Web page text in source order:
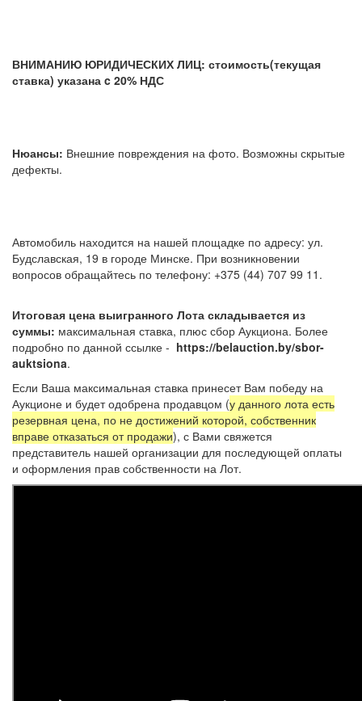
ВНИМАНИЮ ЮРИДИЧЕСКИХ ЛИЦ: стоимость(текущая
ставка) указана c 20% НДС
Нюансы: Внешние повреждения на фото. Возможны скрытые
дефекты.
Автомобиль находится на нашей площадке по адресу: ул.
Будславская, 19 в городе Минске. При возникновении
вопросов обращайтесь по телефону: +375 (44) 707 99 11.
Итоговая цена выигранного Лота складывается из
суммы: максимальная ставка, плюс сбор Аукциона. Более
подробно по данной ссылке - https://belauction.by/sbor-
auktsiona.
Если Ваша максимальная ставка принесет Вам победу на
Аукционе и будет одобрена продавцом (у данного лота есть
резервная цена, по не достижений которой, собственник
вправе отказаться от продажи), с Вами свяжется
представитель нашей организации для последующей оплаты
и оформления прав собственности на Лот.